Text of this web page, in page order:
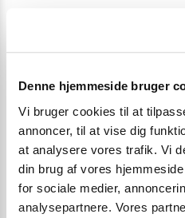
Denne hjemmeside bruger
Vi bruger cookies til at
annoncer, til at vise dig
at analysere vores trafik. Vi
din brug af vores
for sociale medier,
analysepartnere. Vores